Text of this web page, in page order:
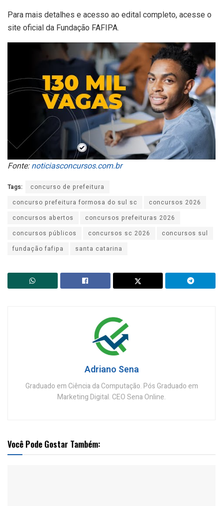
Para mais detalhes e acesso ao edital completo, acesse o
site oficial da Fundação FAFIPA.
Fonte: noticiasconcursos.com.br
Tags:
concurso de prefeitura
concurso prefeitura formosa do sul sc
concursos 2026
concursos abertos
concursos prefeituras 2026
concursos públicos
concursos sc 2026
concursos sul
fundação fafipa
santa catarina
Adriano Sena
Graduado em Ciência da Computação. Pós Graduado em
Marketing Digital. CEO Sena Online.
Você Pode Gostar Também: